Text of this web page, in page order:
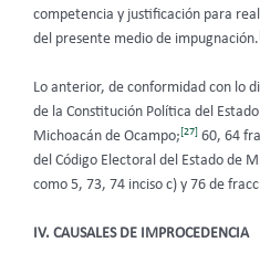
competencia y justificación para
del presente medio de impugnación.
Lo anterior, de conformidad con lo
de la Constitución Política del
Michoacán de Ocampo;[27] 60, 64
del Código Electoral del Estado de
como 5, 73, 74 inciso c) y 76 de
IV. CAUSALES DE IMPROCEDENCIA